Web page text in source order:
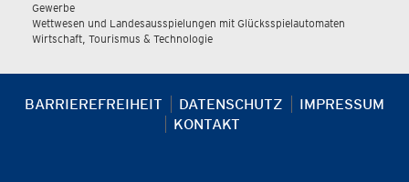
Gewerbe
Wettwesen und Landesausspielungen mit Glücksspielautomaten
Wirtschaft, Tourismus & Technologie
BARRIEREFREIHEIT DATENSCHUTZ
IMPRESSUM
KONTAKT